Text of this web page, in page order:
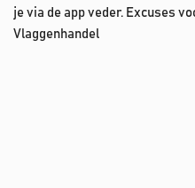
je via de app veder. Excuses
Vlaggenhandel